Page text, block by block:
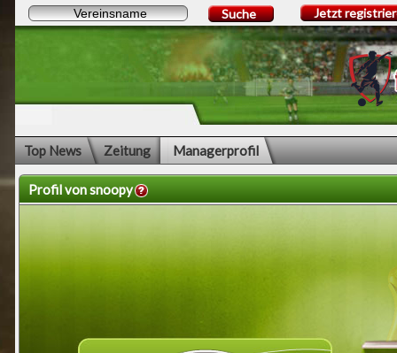
Suche Jetzt
Top News Zeitung Managerprofil
Profil von snoopy